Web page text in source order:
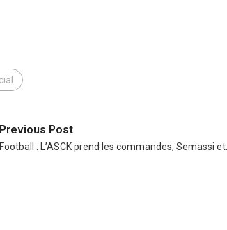
Previous Post
Football : L’ASCK prend les commandes, Semassi et…